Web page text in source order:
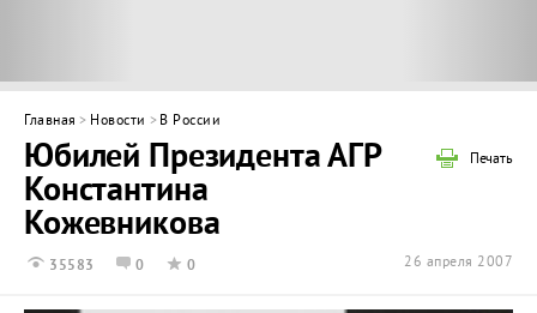
ГОЛЬФ-
ИНТЕРАКТИВ
НЕДВИЖИМОСТЬ
Главная > Новости > В России
Печать
Юбилей Президента АГР
Константина
Кожевникова
35583 0 0 26 апреля 2007